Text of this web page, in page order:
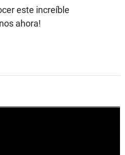
este increíble
ahora!